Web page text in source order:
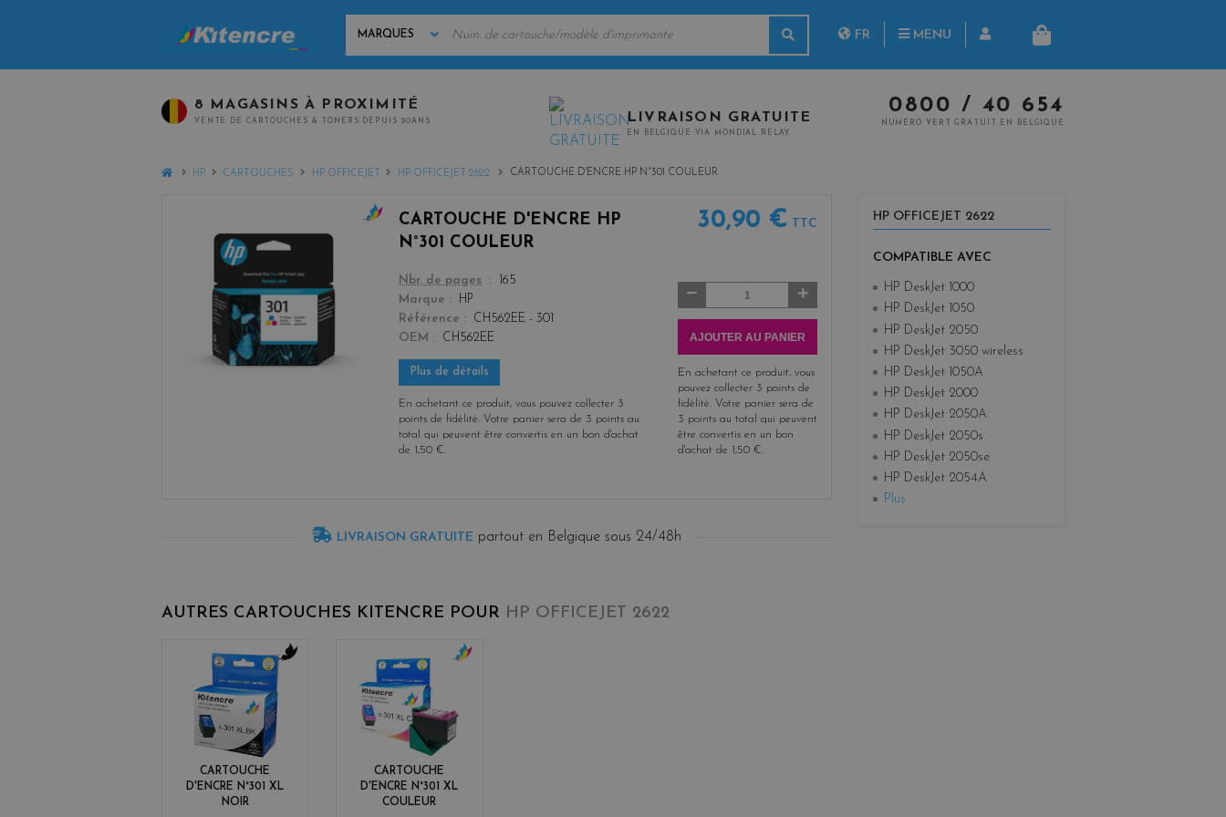
CLÉS
RechercheFR MENU
PANIER
8 MAGASINS À PROXIMITÉ
VENTE DE CARTOUCHES & TONERS DEPUIS 20ANS LIVRAISON GRATUITE
EN BELGIQUE VIA MONDIAL RELAY.
0800 / 40 654
NUMÉRO VERT GRATUIT EN BELGIQUE
HOME
HP CARTOUCHES HP OFFICEJET HP OFFICEJET 2622 CARTOUCHE D'ENCRE HP N°301 COULEUR
CARTOUCHE D'ENCRE HP
N°301 COULEUR
color
Nbr. de pages
165
Marque
HP
Référence
CH562EE - 301
OEM
CH562EE
Plus de détails
En achetant ce produit, vous pouvez collecter 3
points de fidélité. Votre panier sera de 3 points au
total qui peuvent être convertis en un bon d'achat
de
1,50 €.
30,90 € TTC
AJOUTER AU PANIER
En achetant ce produit, vous
pouvez collecter 3 points de
fidélité. Votre panier sera de
3 pointsau total qui peuvent
être convertis en un bon
d'achat de
1,50 €.
LIVRAISON GRATUITE partout en Belgique sous 24/48h
AUTRES CARTOUCHES KITENCRE POUR HP OFFICEJET 2622
CARTOUCHE
D'ENCRE N°301 XL
NOIR
l
CARTOUCHE
D'ENCRE N°301 XL
COULEUR
o
r
HP OFFICEJET 2622
COMPATIBLE AVEC
HP DeskJet 1000
HP DeskJet 1050
HP DeskJet 2050
HP DeskJet 3050 wireless
HP DeskJet 1050A
HP DeskJet 2000
HP DeskJet 2050A
HP DeskJet 2050s
HP DeskJet 2050se
HP DeskJet 2054A
Plus